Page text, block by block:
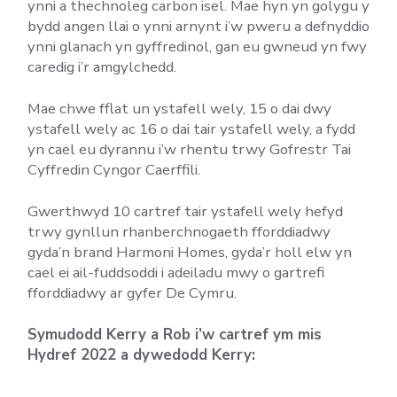
ynni a thechnoleg carbon isel. Mae hyn yn golygu y
bydd angen llai o ynni arnynt i’w pweru a defnyddio
ynni glanach yn gyffredinol, gan eu gwneud yn fwy
caredig i’r amgylchedd.
Mae chwe fflat un ystafell wely, 15 o dai dwy
ystafell wely ac 16 o dai tair ystafell wely, a fydd
yn cael eu dyrannu i’w rhentu trwy Gofrestr Tai
Cyffredin Cyngor Caerffili.
Gwerthwyd 10 cartref tair ystafell wely hefyd
trwy gynllun rhanberchnogaeth fforddiadwy
gyda’n brand Harmoni Homes, gyda’r holl elw yn
cael ei ail-fuddsoddi i adeiladu mwy o gartrefi
fforddiadwy ar gyfer De Cymru.
Symudodd Kerry a Rob i’w cartref ym mis
Hydref 2022 a dywedodd Kerry: